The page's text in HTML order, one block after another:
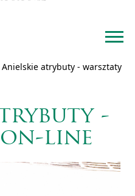
Anielskie atrybuty - warsztaty
-
line